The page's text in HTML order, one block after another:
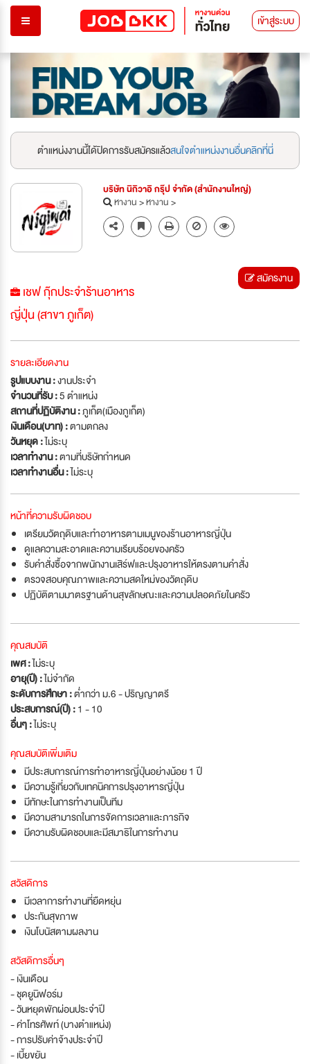
เข้าสู่ระบบ
ตำแหน่งงานนี้ได้ปิดการรับสมัครแล้วสนใจตำแหน่งงานอื่นคลิกที่นี่
บริษัท นิกิวาอิ กรุ๊ป จำกัด (สำนักงานใหญ่)
หางาน>หางาน>
เชฟ กุ๊กประจำร้านอาหาร
ญี่ปุ่น (สาขา ภูเก็ต)
สมัครงาน
รายละเอียดงาน
รูปแบบงาน :งานประจำ
จำนวนที่รับ :5 ตำแหน่ง
สถานที่ปฏิบัติงาน :ภูเก็ต(เมืองภูเก็ต)
เงินเดือน(บาท) :ตามตกลง
วันหยุด :ไม่ระบุ
เวลาทำงาน :ตามที่บริษัทกำหนด
เวลาทำงานอื่น :ไม่ระบุ
หน้าที่ความรับผิดชอบ
เตรียมวัตถุดิบและทำอาหารตามเมนูของร้านอาหารญี่ปุ่น
ดูแลความสะอาดและความเรียบร้อยของครัว
รับคำสั่งซื้อจากพนักงานเสิร์ฟและปรุงอาหารให้ตรงตามคำสั่ง
ตรวจสอบคุณภาพและความสดใหม่ของวัตถุดิบ
ปฏิบัติตามมาตรฐานด้านสุขลักษณะและความปลอดภัยในครัว
คุณสมบัติ
เพศ :ไม่ระบุ
อายุ(ปี) :ไม่จำกัด
ระดับการศึกษา :ต่ำกว่า ม.6 - ปริญญาตรี
ประสบการณ์(ปี) :1 - 10
อื่นๆ :ไม่ระบุ
คุณสมบัติเพิ่มเติม
มีประสบการณ์การทำอาหารญี่ปุ่นอย่างน้อย 1 ปี
มีความรู้เกี่ยวกับเทคนิคการปรุงอาหารญี่ปุ่น
มีทักษะในการทำงานเป็นทีม
มีความสามารถในการจัดการเวลาและภารกิจ
มีความรับผิดชอบและมีสมาธิในการทำงาน
สวัสดิการ
มีเวลาการทำงานที่ยืดหยุ่น
ประกันสุขภาพ
เงินโบนัสตามผลงาน
สวัสดิการอื่นๆ
- เงินเดือน
- ชุดยูนิฟอร์ม
- วันหยุดพักผ่อนประจำปี
- ค่าโทรศัพท์ (บางตำแหน่ง)
- การปรับค่าจ้างประจำปี
- เบี้ยขยัน